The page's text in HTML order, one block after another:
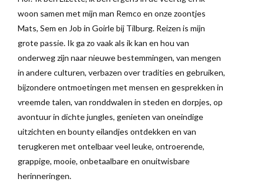
woon samen met mijn man Remco en onze zoontjes
Mats, Sem en Job in Goirle bij Tilburg. Reizen is mijn
grote passie. Ik ga zo vaak als ik kan en hou van
onderweg zijn naar nieuwe bestemmingen, van mengen
in andere culturen, verbazen over tradities en gebruiken,
bijzondere ontmoetingen met mensen en gesprekken in
vreemde talen, van ronddwalen in steden en dorpjes, op
avontuur in dichte jungles, genieten van oneindige
uitzichten en bounty eilandjes ontdekken en van
terugkeren met ontelbaar veel leuke, ontroerende,
grappige, mooie, onbetaalbare en onuitwisbare
herinneringen.